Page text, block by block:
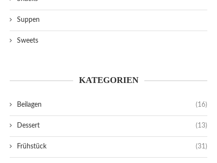
Suppen
Sweets
KATEGORIEN
Beilagen (16)
Dessert (13)
Frühstück (31)